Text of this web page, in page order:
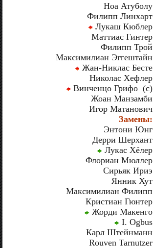
Ноа Атуболу
Филипп Линхарт
Лукаш Кюблер
Маттиас Гинтер
Филипп Трой
Максимилиан Эггештайн
Жан-Никлас Бесте
Николас Хефлер
Винченцо Грифо (c)
Жоан Манзамби
Игор Матанович
Замены:
Энтони Юнг
Дерри Шерхант
Лукас Хёлер
Флориан Мюллер
Сирьяк Ириэ
Янник Хут
Максимилиан Филипп
Кристиан Гюнтер
Жорди Макенго
I. Ogbus
Карл Штейнманн
Rouven Tarnutzer